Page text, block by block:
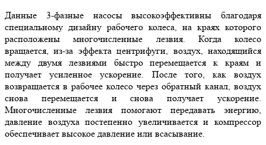
Данные 3-фазные насосы высокоэффективны благодаря
специальному дизайну рабочего колеса, на краях которого
расположены многочисленные лезвия. Когда колесо
вращается, из-за эффекта центрифуги, воздух, находящийся
между двумя лезвиями быстро перемещается к краям и
получает усиленное ускорение. После того, как воздух
возвращается в рабочее колесо через обратный канал, воздух
снова перемещается и снова получает ускорение.
Многочисленные лезвия помогают передавать энергию,
давление воздуха постепенно увеличивается и компрессор
обеспечивает высокое давление или всасывание.